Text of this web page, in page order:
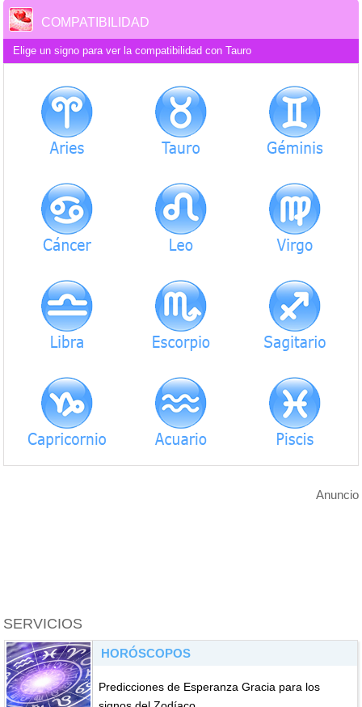
COMPATIBILIDAD
Elige un signo para ver la compatibilidad con Tauro
Anuncio
SERVICIOS
HORÓSCOPOS
Predicciones de Esperanza Gracia para los